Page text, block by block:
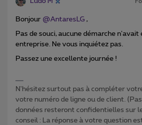
Bonjour ​ @AntaresLG ,
Pas de souci, aucune démarche n'avait
entreprise. Ne vous inquiétez pas.
Passez une excellente journée !
N'hésitez surtout pas à compléter
votre numéro de ligne ou de client.
données resteront confidentielles sur
conseil : La réponse à votre question